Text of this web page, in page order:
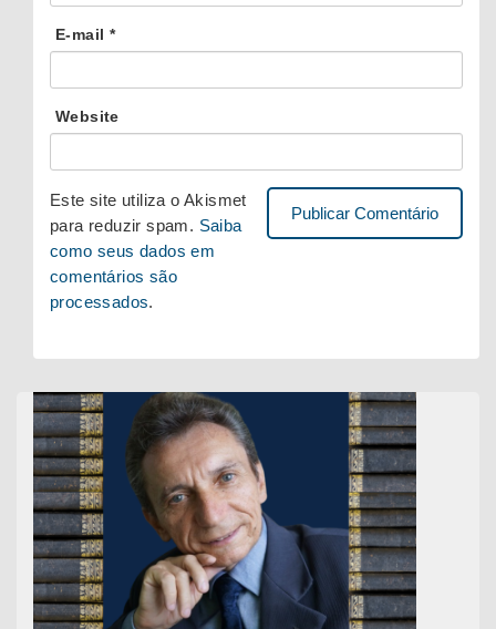
E-mail *
Website
Este site utiliza o Akismet
para reduzir spam. Saiba
como seus dados em
comentários são
processados.